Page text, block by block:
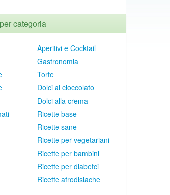
categoria
Aperitivi e Cocktail
Gastronomia
Torte
Dolci al cioccolato
Dolci alla crema
Ricette base
Ricette sane
Ricette per vegetariani
Ricette per bambini
Ricette per diabetci
Ricette afrodisiache